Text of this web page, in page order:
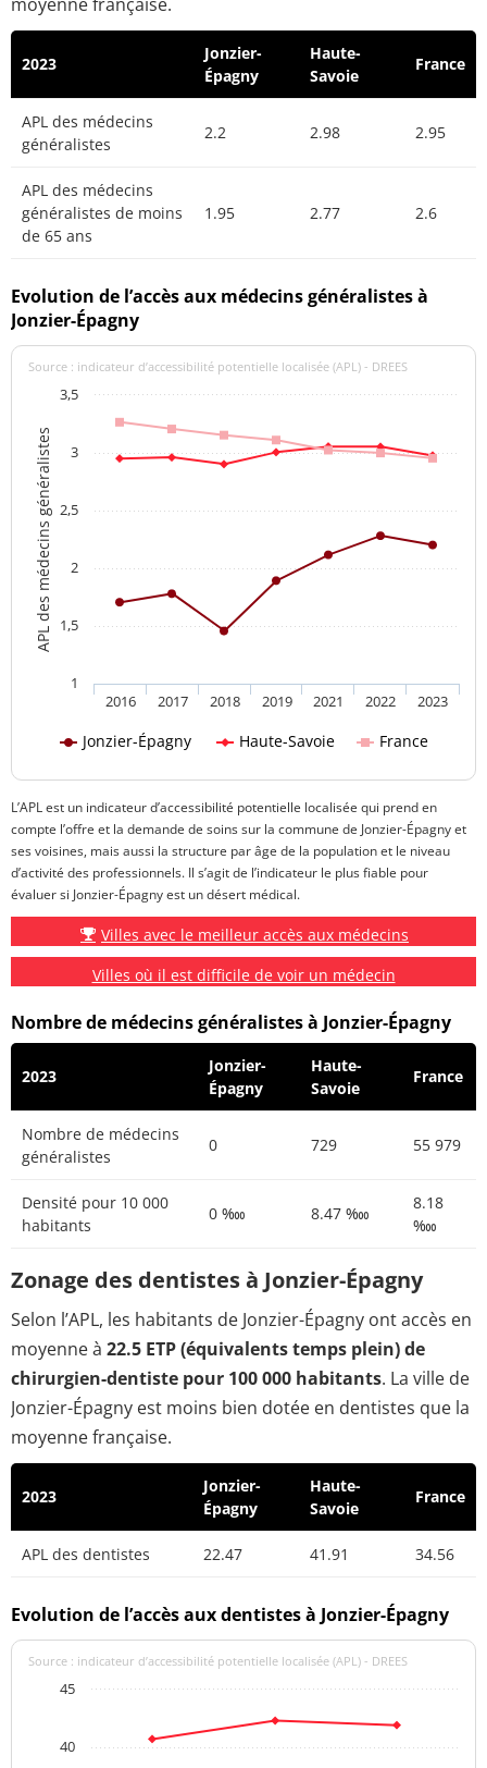
2023
Jonzier-
Épagny
Haute-
Savoie
France
APL des médecins
généralistes
2.2 2.98 2.95
APL des médecins
généralistes de moins
de 65 ans
1.95 2.77 2.6
Evolution de l’accès aux médecins généralistes à
Jonzier-Épagny
APL des médecins généralistes
Source : indicateur d’accessibilité potentielle localisée (APL) - DREES
Jonzier-Épagny Haute-Savoie France
2016 2017 2018 2019 2021 2022 2023
1
1,5
2
2,5
3
3,5
L’APL est un indicateur d’accessibilité potentielle localisée qui prend en
compte l’offre et la demande de soins sur la commune de Jonzier-Épagny et
ses voisines, mais aussi la structure par âge de la population et le niveau
d’activité des professionnels. Il s’agit de l’indicateur le plus fiable pour
évaluer si Jonzier-Épagny est un désert médical.
Villes avec le meilleur accès aux médecins
Villes où il est difficile de voir un médecin
Nombre de médecins généralistes à Jonzier-Épagny
2023
Jonzier-
Épagny
Haute-
Savoie
France
Nombre de médecins
généralistes
0 729 55 979
Densité pour 10 000
habitants
0 ‱ 8.47 ‱
8.18
‱
Zonage des dentistes à Jonzier-Épagny
Selon l’APL, les habitants de Jonzier-Épagny ont accès en
moyenne à 22.5 ETP (équivalents temps plein) de
chirurgien-dentiste pour 100 000 habitants. La ville de
Jonzier-Épagny est moins bien dotée en dentistes que la
moyenne française.
2023
Jonzier-
Épagny
Haute-
Savoie
France
APL des dentistes 22.47 41.91 34.56
Evolution de l’accès aux dentistes à Jonzier-Épagny
Source : indicateur d’accessibilité potentielle localisée (APL) - DREES
40
45